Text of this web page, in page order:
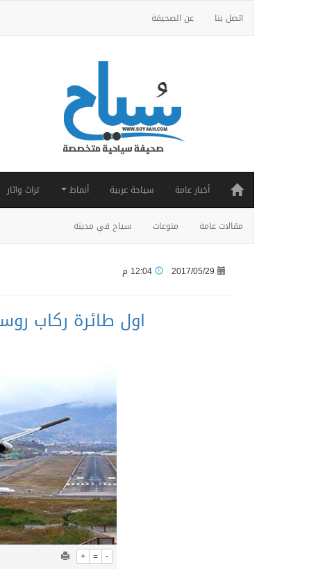
اتصل بنا عن الصحيفة
أخبار عامة سياحة عربية أنماط تراث واثار
مقالات عامة منوعات سياح في مدينة
2017/05/29
اول طائرة ركاب
+ = -